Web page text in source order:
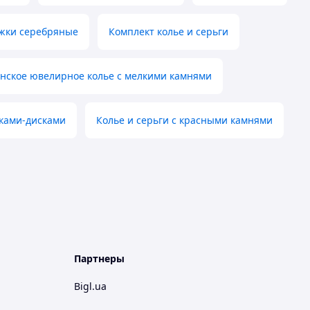
серебряные Комплект колье и серьги
ювелирное колье с мелкими камнями
дисками Колье и серьги с красными камнями
Партнеры
Bigl.ua